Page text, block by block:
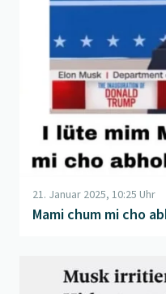
21. Januar 2025, 10:25 Uhr
Mami chum mi cho
Ähnlichkeiten "